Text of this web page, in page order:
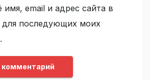
имя, email и адрес сайта в
для последующих моих